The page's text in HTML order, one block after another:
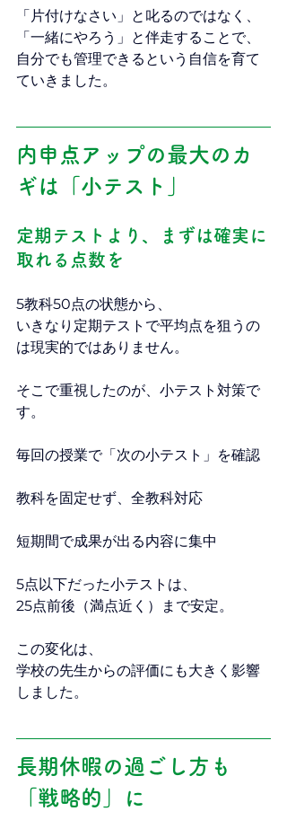
「片付けなさい」と叱るのではなく、
「一緒にやろう」と伴走することで、
自分でも管理できるという自信を育て
ていきました。
内申点アップの最大のカ
ギは「小テスト」
定期テストより、まずは確実に
取れる点数を
5教科50点の状態から、
いきなり定期テストで平均点を狙うの
は現実的ではありません。
そこで重視したのが、小テスト対策で
す。
毎回の授業で「次の小テスト」を確認
教科を固定せず、全教科対応
短期間で成果が出る内容に集中
5点以下だった小テストは、
25点前後（満点近く）まで安定。
この変化は、
学校の先生からの評価にも大きく影響
しました。
長期休暇の過ごし方も
「戦略的」に